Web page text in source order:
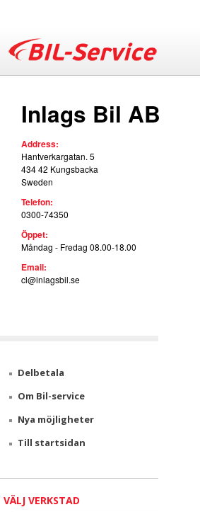
to
content
S
c
e
Inlags Bil AB
Address:
Hantverkargatan. 5
434 42 Kungsbacka
Sweden
Telefon:
0300-74350
Öppet:
Måndag - Fredag 08.00-18.00
Email:
cl@inlagsbil.se
Delbetala
Om Bil-service
Nya möjligheter
Till startsidan
VÄLJ VERKSTAD